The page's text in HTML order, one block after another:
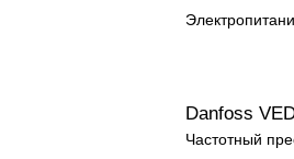
Danfoss
Частотный